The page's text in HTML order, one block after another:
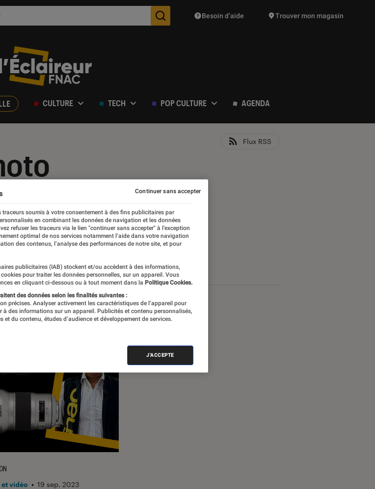
Des suggestions de produits vont vous être proposées
Besoin d’aide Trouver mon magasin
CULTURE TECH POP CULTURE AGENDA
Flux RSS
Tests
vidéo • 19 sep. 2023
traceurs soumis à votre consentement à des fins publicitaires par
en combinant les données de navigation et les données
refuser les traceurs via le lien "continuer sans accepter" à l’exception
optimal de nos services notamment l’aide dans votre navigation
des contenus, l’analyse des performances de notre site, et pour
publicitaires (IAB) stockent et/ou accèdent à des informations,
pour traiter les données personnelles, sur un appareil. Vous
en cliquant ci-dessous ou à tout moment dans la Politique Cookies.
des données selon les finalités suivantes :
précises. Analyser activement les caractéristiques de l’appareil pour
à des informations sur un appareil. Publicités et contenu personnalisés,
et du contenu, études d’audience et développement de services.
J'ACCEPTE
Continuer sans accepter